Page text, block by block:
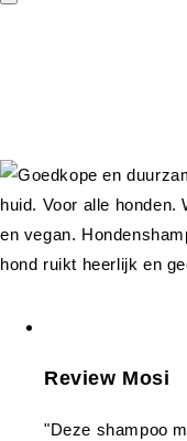
Review Mosi
"Deze shampoo